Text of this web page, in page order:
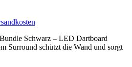
Schwarz – LED Dartboard
Surround schützt die Wand und sorgt